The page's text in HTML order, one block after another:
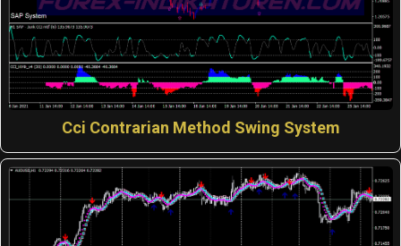
Cci Contrarian Method Swing System